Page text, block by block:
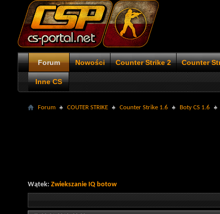
Forum Nowości Counter Strike 2 Counter
Inne CS
Forum COUTER STRIKE Counter Strike 1.6 Boty CS 1.6
Wątek: Zwiekszanie IQ botow